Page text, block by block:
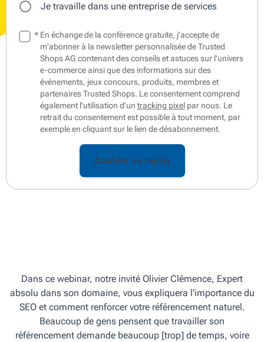
Je travaille dans une entreprise de services
En échange de la conférence gratuite, j'accepte de
m'abonner à la newsletter personnalisée de Trusted
Shops AG contenant des conseils et astuces sur l'univers
e-commerce ainsi que des informations sur des
événements, jeux concours, produits, membres et
partenaires Trusted Shops. Le consentement comprend
également l'utilisation d'un tracking pixelpar nous. Le
retrait du consentement est possible à tout moment, par
exemple en cliquant sur le lien de désabonnement.
*
Dans ce webinar, notre invité Olivier Clémence, Expert
absolu dans son domaine, vous expliquera l'importance du
SEO et comment renforcer votre référencement naturel.
Beaucoup de gens pensent que travailler son
référencement demande beaucoup [trop] de temps, voire